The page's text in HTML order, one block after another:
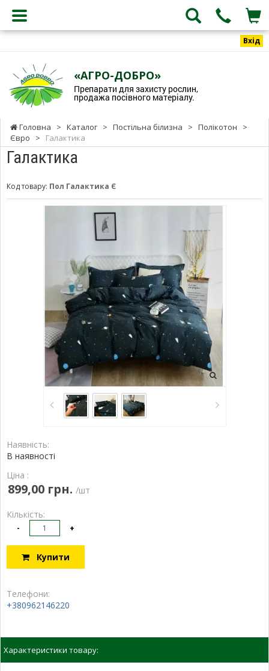
Вхід
«АГРО-ДОБРО»
Препарати для захисту рослин,
продажа посівного матеріалу.
Головна > Каталог > Постільна білизна > Полікотон
>
Євро
> Галактика
Галактика
Код товару: Пол Галактика Є
Наявність:
В наявності
Ціна :
899,00 грн. /шт
Кількість:
- +
Купити
Телефони:
+380962146220
Характеристики товару: